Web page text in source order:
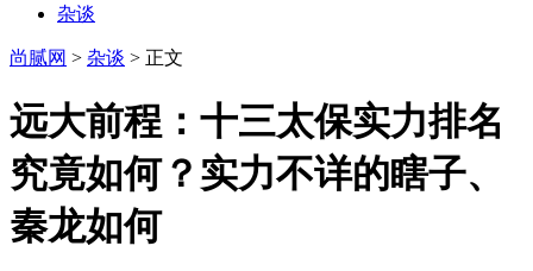
杂谈
尚腻网 > 杂谈 > 正文
​远大前程：十三太保实力排名
究竟如何？实力不详的瞎子、
秦龙如何